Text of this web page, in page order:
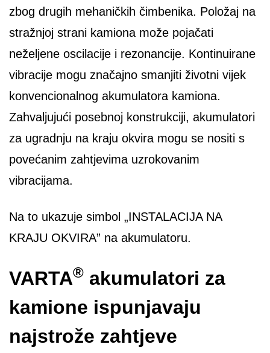
zbog drugih mehaničkih čimbenika. Položaj na
stražnjoj strani kamiona može pojačati
neželjene oscilacije i rezonancije. Kontinuirane
vibracije mogu značajno smanjiti životni vijek
konvencionalnog akumulatora kamiona.
Zahvaljujući posebnoj konstrukciji, akumulatori
za ugradnju na kraju okvira mogu se nositi s
povećanim zahtjevima uzrokovanim
vibracijama.
Na to ukazuje simbol „INSTALACIJA NA
KRAJU OKVIRA” na akumulatoru.
VARTA® akumulatori za
kamione ispunjavaju
najstrože zahtjeve